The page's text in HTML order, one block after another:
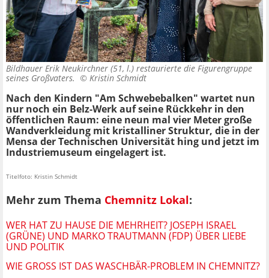
Bildhauer Erik Neukirchner (51, l.) restaurierte die Figurengruppe
seines Großvaters. © Kristin Schmidt
Nach den Kindern "Am Schwebebalken" wartet nun
nur noch ein Belz-Werk auf seine Rückkehr in den
öffentlichen Raum: eine neun mal vier Meter große
Wandverkleidung mit kristalliner Struktur, die in der
Mensa der Technischen Universität hing und jetzt im
Industriemuseum eingelagert ist.
Titelfoto: Kristin Schmidt
Mehr zum Thema Chemnitz Lokal:
WER HAT ZU HAUSE DIE MEHRHEIT? JOSEPH ISRAEL
(GRÜNE) UND MARKO TRAUTMANN (FDP) ÜBER LIEBE
UND POLITIK
WIE GROSS IST DAS WASCHBÄR-PROBLEM IN CHEMNITZ?